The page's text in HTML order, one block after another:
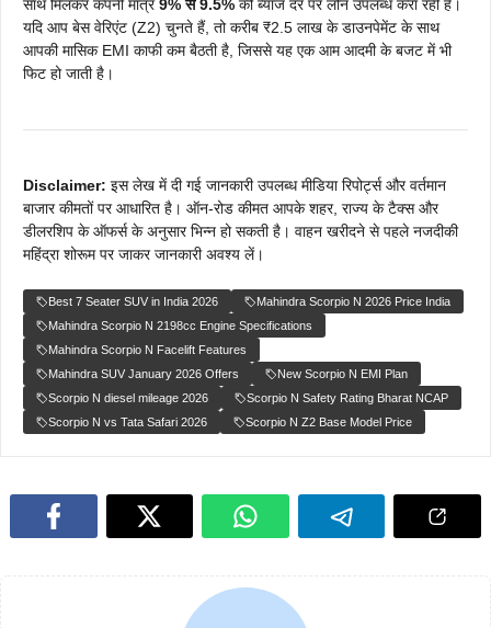
साथ मिलकर कंपनी मात्र9% से 9.5% की ब्याज दर पर लोन उपलब्ध करा रही है।
यदि आप बेस वेरिएंट (Z2) चुनते हैं, तो करीब ₹2.5 लाख के डाउनपेमेंट के साथ
आपकी मासिक EMI काफी कम बैठती है, जिससे यह एक आम आदमी के बजट में भी
फिट हो जाती है।
Disclaimer: इस लेख में दी गई जानकारी उपलब्ध मीडिया रिपोर्ट्स और वर्तमान
बाजार कीमतों पर आधारित है। ऑन-रोड कीमत आपके शहर, राज्य के टैक्स और
डीलरशिप के ऑफर्स के अनुसार भिन्न हो सकती है। वाहन खरीदने से पहले नजदीकी
महिंद्रा शोरूम पर जाकर जानकारी अवश्य लें।
Best 7 Seater SUV in India 2026
Mahindra Scorpio N 2026 Price India
Mahindra Scorpio N 2198cc Engine Specifications
Mahindra Scorpio N Facelift Features
Mahindra SUV January 2026 Offers
New Scorpio N EMI Plan
Scorpio N diesel mileage 2026
Scorpio N Safety Rating Bharat NCAP
Scorpio N vs Tata Safari 2026
Scorpio N Z2 Base Model Price